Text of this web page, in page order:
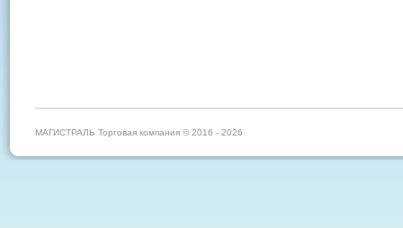
МАГИСТРАЛЬ Торговая компания © 2016 - 2026